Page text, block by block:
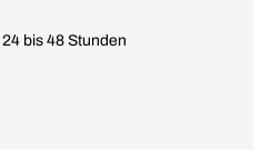
bis 48 Stunden